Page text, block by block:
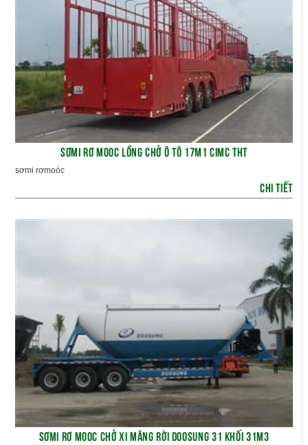
SƠMI RƠ MOOC LỒNG CHỞ Ô TÔ 17M1 CIMC THT
sơmi rơmoóc
CHI TIẾT
SƠMI RƠ MOOC CHỞ XI MĂNG RỜI DOOSUNG 31 KHỐI 31M3